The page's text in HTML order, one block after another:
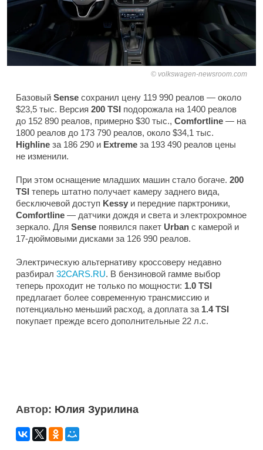
volkswagen-newsroom.com
Базовый Sense сохранил цену 119 990 реалов — около
$23,5 тыс. Версия 200 TSI подорожала на 1400 реалов
до 152 890 реалов, примерно $30 тыс., Comfortline — на
1800 реалов до 173 790 реалов, около $34,1 тыс.
Highline за 186 290 и Extreme за 193 490 реалов цены
не изменили.
При этом оснащение младших машин стало богаче. 200
TSI теперь штатно получает камеру заднего вида,
бесключевой доступ Kessy и передние парктроники,
Comfortline — датчики дождя и света и электрохромное
зеркало. Для Sense появился пакет Urban с камерой и
17-дюймовыми дисками за 126 990 реалов.
Электрическую альтернативу кроссоверу недавно
разбирал 32CARS.RU. В бензиновой гамме выбор
теперь проходит не только по мощности: 1.0 TSI
предлагает более современную трансмиссию и
потенциально меньший расход, а доплата за 1.4 TSI
покупает прежде всего дополнительные 22 л.с.
Автор: Юлия Зурилина